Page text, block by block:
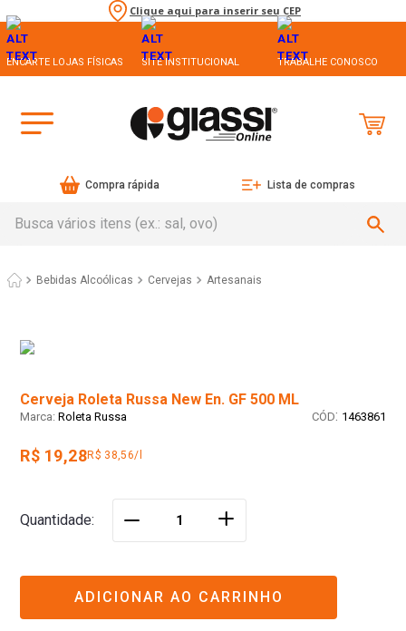
Clique aqui para inserir seu CEP
ENCARTE LOJAS FÍSICAS SITE INSTITUCIONAL TRABALHE CONOSCO
Compra rápida Lista de compras
Bebidas Alcoólicas Cervejas Artesanais
Cerveja Roleta Russa New En. GF 500 ML
Roleta Russa : 1463861
R$ 19,28R$ 38,56/l
Quantidade ＋
ADICIONAR AO CARRINHO